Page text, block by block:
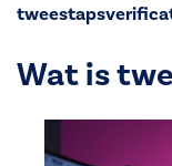
Wat is